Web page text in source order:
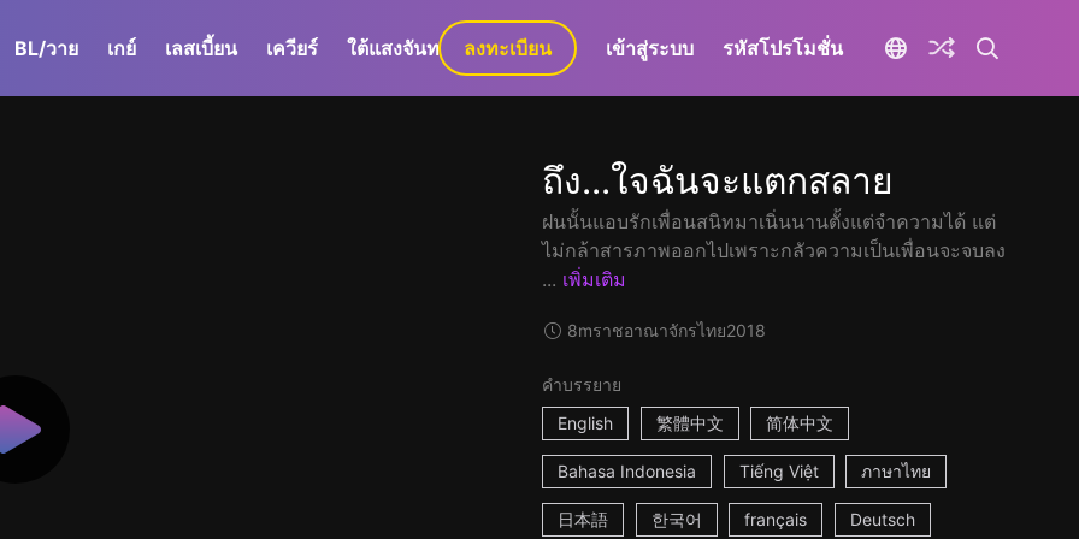
BL/วาย เกย์ เลสเบี้ยน เควียร์ ใต้แสงจันทร์ GaLa+
ลงทะเบียน เข้าสู่ระบบ รหัสโปรโมชั่น
ถึง...ใจฉันจะแตกสลาย
ฝนนั้นแอบรักเพื่อนสนิทมาเนิ่นนานตั้งแต่จำความได้ แต่
ไม่กล้าสารภาพออกไปเพราะกลัวความเป็นเพื่อนจะจบลง
... เพิ่มเติม
8mราชอาณาจักรไทย2018
คำบรรยาย
English
繁體中文 简体中文
Bahasa Indonesia Tiếng Việt ภาษาไทย
日本語 한국어 français Deutsch